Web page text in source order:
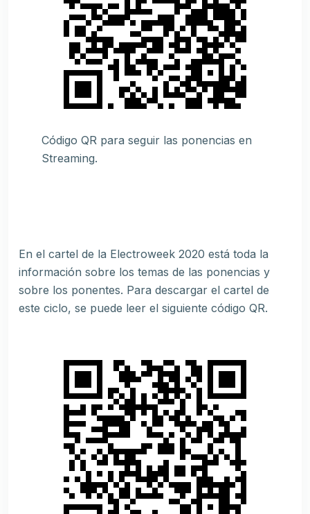
Código QR para seguir las ponencias en
Streaming.
En el cartel de la Electroweek 2020 está toda la
información sobre los temas de las ponencias y
sobre los ponentes. Para descargar el cartel de
este ciclo, se puede leer el siguiente código QR.